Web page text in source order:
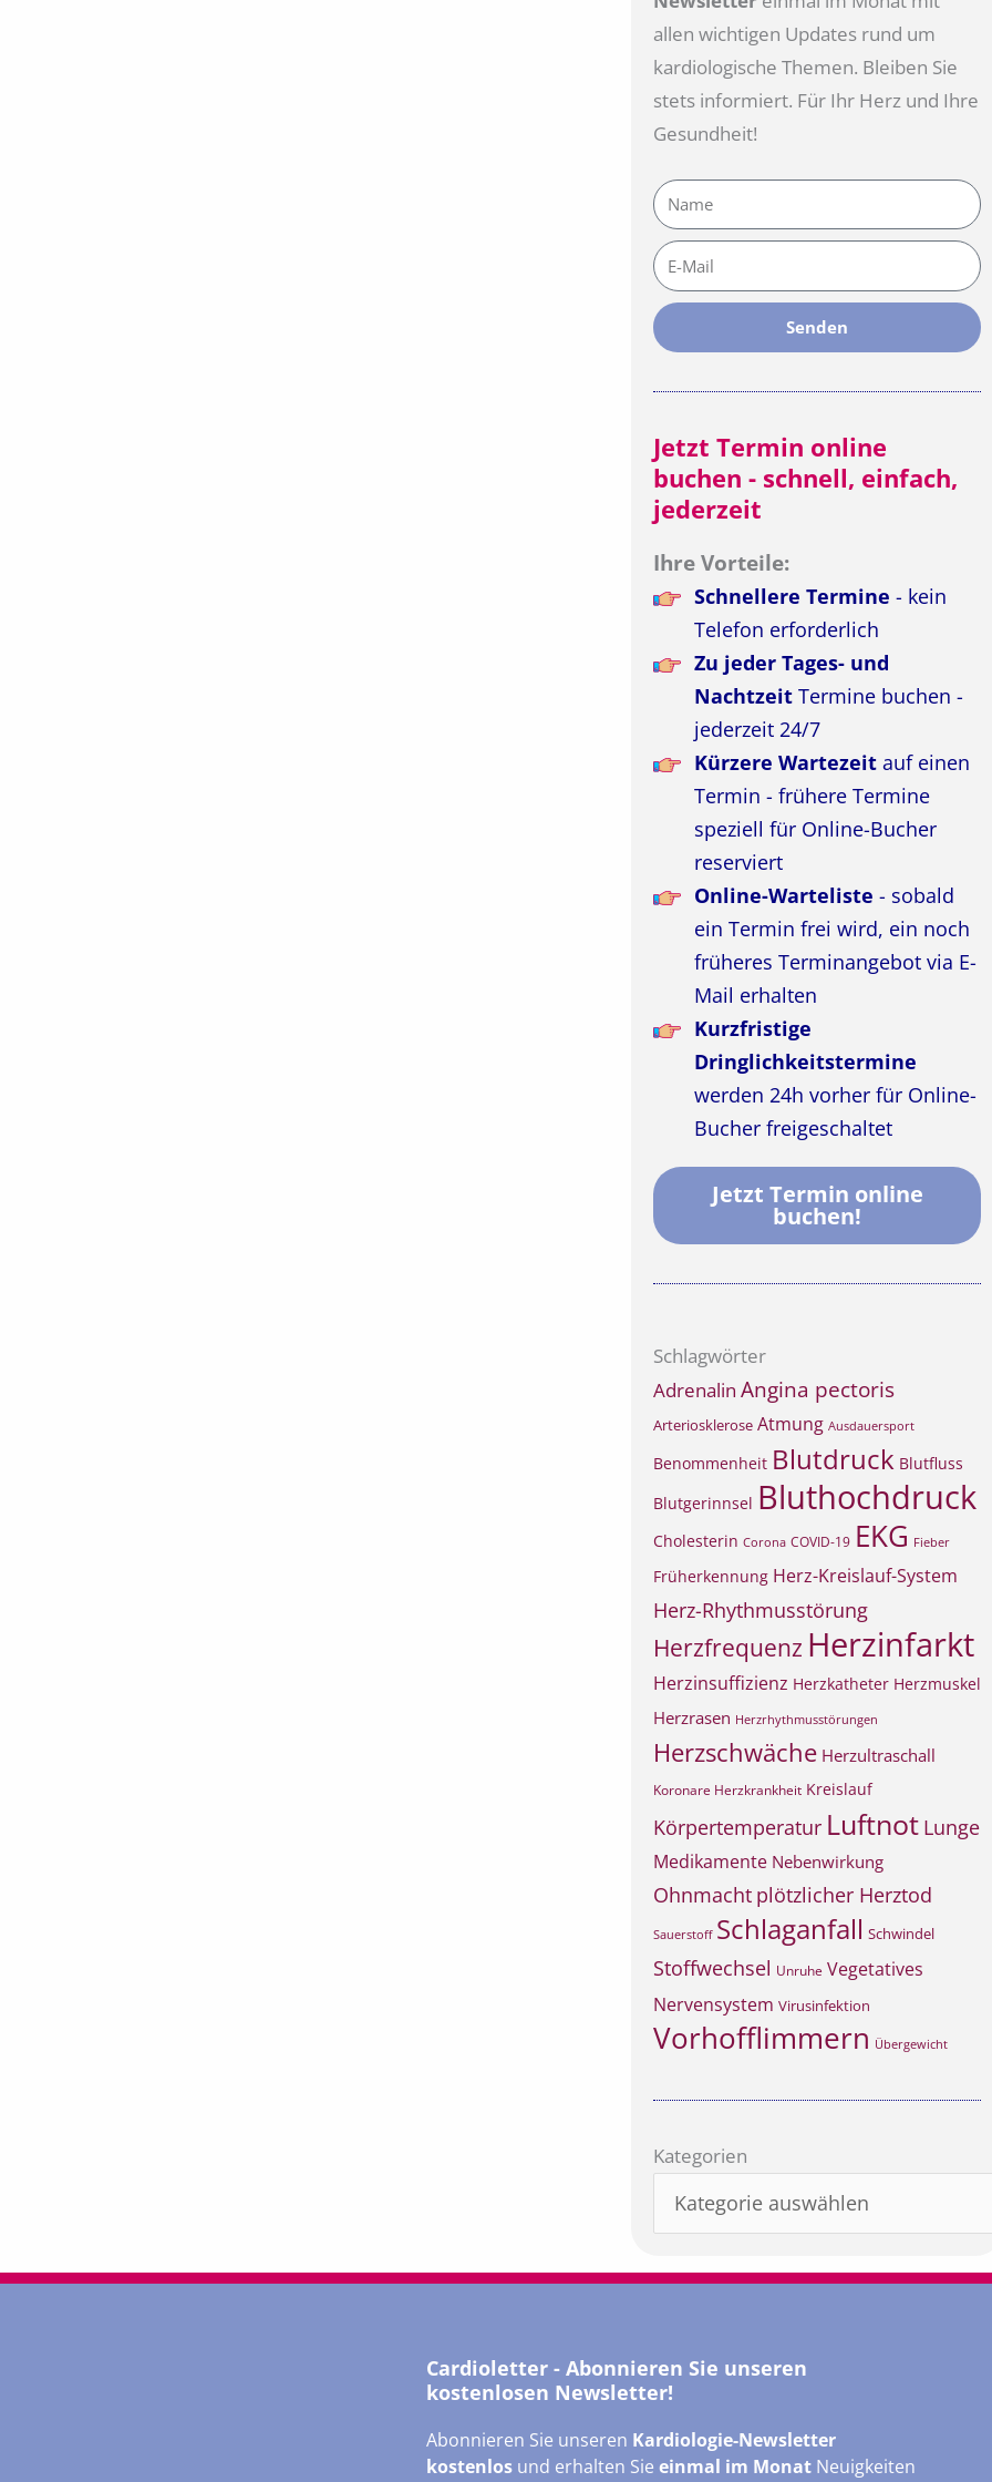
allen wichtigen Updates rund um
kardiologische Themen. Bleiben Sie
stets informiert. Für Ihr Herz und Ihre
Gesundheit!
Name
E-
Mail
Senden
Jetzt Termin online
buchen - schnell, einfach,
jederzeit
Ihre Vorteile:
Schnellere Termine - kein
Telefon erforderlich
Zu jeder Tages- und
NachtzeitTermine buchen -
jederzeit 24/7
Kürzere Wartezeitauf einen
Termin - frühere Termine
speziell für Online-Bucher
reserviert
Online-Warteliste - sobald
ein Termin frei wird, ein noch
früheres Terminangebot via E-
Mail erhalten
Kurzfristige
Dringlichkeitstermine
werden 24h vorher für Online-
Bucher freigeschaltet
Jetzt Termin online
buchen!
Schlagwörter
Adrenalin Angina pectoris
Arteriosklerose Atmung Ausdauersport
Benommenheit Blutdruck Blutfluss
Blutgerinnsel Bluthochdruck
Cholesterin Corona COVID-19 EKG Fieber
Früherkennung Herz-Kreislauf-System
Herz-Rhythmusstörung
Herzfrequenz Herzinfarkt
Herzinsuffizienz Herzkatheter Herzmuskel
Herzrasen Herzrhythmusstörungen
Herzschwäche Herzultraschall
Koronare Herzkrankheit Kreislauf
Körpertemperatur Luftnot Lunge
Medikamente Nebenwirkung
Ohnmacht plötzlicher Herztod
Sauerstoff Schlaganfall Schwindel
Stoffwechsel Unruhe Vegetatives
Nervensystem Virusinfektion
Vorhofflimmern Übergewicht
Kategorien
Kategorien
Cardioletter - Abonnieren Sie unseren
kostenlosen Newsletter!
Abonnieren Sie unseren Kardiologie-Newsletter
kostenlos und erhalten Sieeinmal im Monat Neuigkeiten